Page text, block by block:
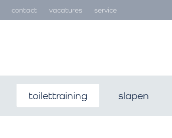
contact vacatures service
toilettraining slapen